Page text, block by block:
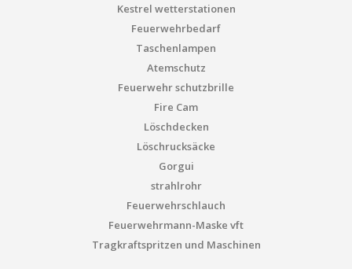
Kestrel wetterstationen
Feuerwehrbedarf
Taschenlampen
Atemschutz
Feuerwehr schutzbrille
Fire Cam
Löschdecken
Löschrucksäcke
Gorgui
strahlrohr
Feuerwehrschlauch
Feuerwehrmann-Maske vft
Tragkraftspritzen und Maschinen